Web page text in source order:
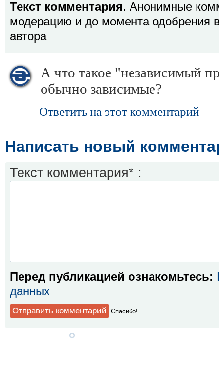
Текст комментария. Анонимные
модерацию и до момента одобрения
автора
А что такое "независимый
обычно зависимые?
Ответить на этот комментарий
Написать новый
Текст комментария* :
Перед публикацией ознакомьтесь:
данных
Спaсибо!